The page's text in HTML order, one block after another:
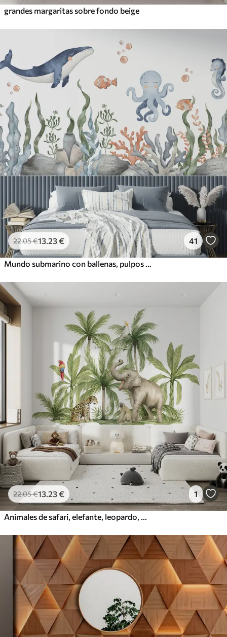
grandes margaritas sobre fondo beige
22.05€13 .23€ 41
22.05€13 .23€ 1